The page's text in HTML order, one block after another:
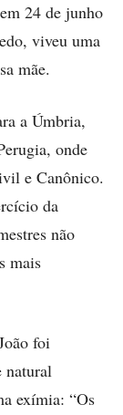
24 de junho
viveu uma
mãe.
a Úmbria,
onde
e Canônico.
da
não
mais
foi
natural
exímia: “Os